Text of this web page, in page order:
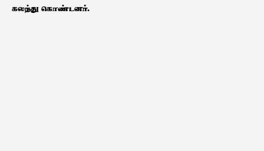
கலந்து கொண்டனர்.